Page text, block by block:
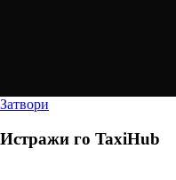
Затвори
Истражи го TaxiHub